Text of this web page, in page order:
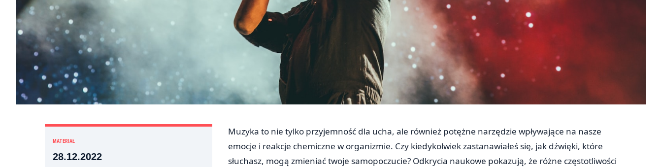
MATERIAŁ
28.12.2022
Muzyka to nie tylko przyjemność dla ucha, ale również potężne narzędzie wpływające na nasze
emocje i reakcje chemiczne w organizmie. Czy kiedykolwiek zastanawiałeś się, jak dźwięki, które
słuchasz, mogą zmieniać twoje samopoczucie? Odkrycia naukowe pokazują, że różne częstotliwości